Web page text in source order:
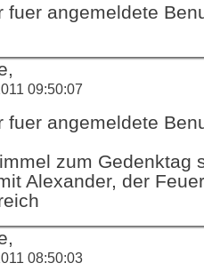
fuer angemeldete
09:50:07
fuer angemeldete
zum Gedenktag
Alexander, der
08:50:03